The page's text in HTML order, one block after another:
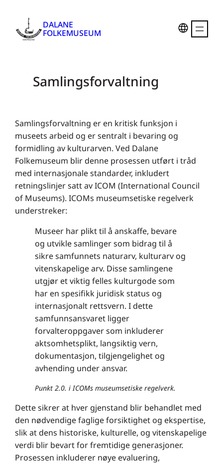
innhold
DALANE
FOLKEMUSEUM
Samlingsforvaltning
Samlingsforvaltning er en kritisk funksjon i
museets arbeid og er sentralt i bevaring og
formidling av kulturarven. Ved Dalane
Folkemuseum blir denne prosessen utført i tråd
med internasjonale standarder, inkludert
retningslinjer satt av ICOM (International Council
of Museums). ICOMs museumsetiske regelverk
understreker:
Museer har plikt til å anskaffe, bevare
og utvikle samlinger som bidrag til å
sikre samfunnets naturarv, kulturarv og
vitenskapelige arv. Disse samlingene
utgjør et viktig felles kulturgode som
har en spesifikk juridisk status og
internasjonalt rettsvern. I dette
samfunnsansvaret ligger
forvalteroppgaver som inkluderer
aktsomhetsplikt, langsiktig vern,
dokumentasjon, tilgjengelighet og
avhending under ansvar.
Punkt 2.0. i ICOMs museumsetiske regelverk.
Dette sikrer at hver gjenstand blir behandlet med
den nødvendige faglige forsiktighet og ekspertise,
slik at dens historiske, kulturelle, og vitenskapelige
verdi blir bevart for fremtidige generasjoner.
Prosessen inkluderer nøye evaluering,